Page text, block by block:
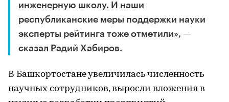
инженерную школу. И наши
республиканские меры поддержки науки
эксперты рейтинга тоже отметили», —
сказал Радий Хабиров.
В Башкортостане увеличилась численность
научных сотрудников, выросли вложения в